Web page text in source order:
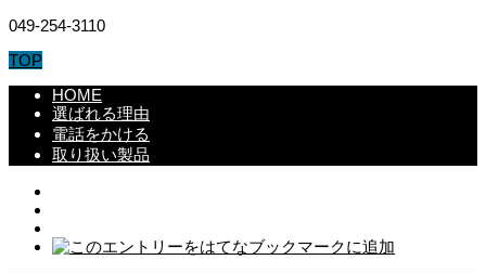
049-254-3110
TOP
HOME
選ばれる理由
電話をかける
取り扱い製品